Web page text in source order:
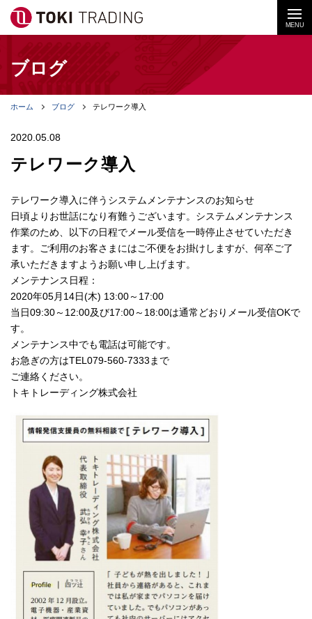
MENU
ブログ
ホーム ブログ テレワーク導入
2020.05.08
テレワーク導入
テレワーク導入に伴うシステムメンテナンスのお知らせ
日頃よりお世話になり有難うございます。システムメンテナンス
作業のため、以下の日程でメール受信を一時停止させていただき
ます。ご利用のお客さまにはご不便をお掛けしますが、何卒ご了
承いただきますようお願い申し上げます。
メンテナンス日程：
2020年05月14日(木) 13:00～17:00
当日09:30～12:00及び17:00～18:00は通常どおりメール受信OKで
す。
メンテナンス中でも電話は可能です。
お急ぎの方はTEL079-560-7333まで
ご連絡ください。
トキトレーディング株式会社